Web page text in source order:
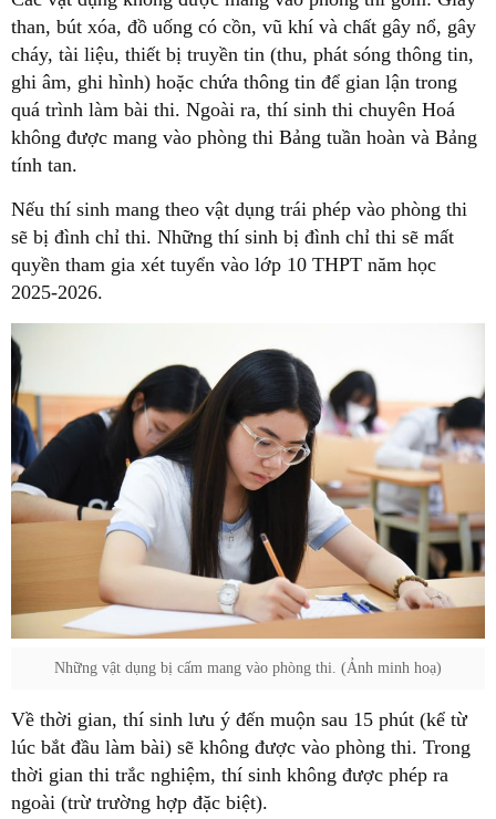
than, bút xóa, đồ uống có cồn, vũ khí và chất gây nổ, gây
cháy, tài liệu, thiết bị truyền tin (thu, phát sóng thông tin,
ghi âm, ghi hình) hoặc chứa thông tin để gian lận trong
quá trình làm bài thi. Ngoài ra, thí sinh thi chuyên Hoá
không được mang vào phòng thi Bảng tuần hoàn và Bảng
tính tan.
Nếu thí sinh mang theo vật dụng trái phép vào phòng thi
sẽ bị đình chỉ thi. Những thí sinh bị đình chỉ thi sẽ mất
quyền tham gia xét tuyển vào lớp 10 THPT năm học
2025-2026.
Những vật dụng bị cấm mang vào phòng thi. (Ảnh minh hoạ)
Về thời gian, thí sinh lưu ý đến muộn sau 15 phút (kể từ
lúc bắt đầu làm bài) sẽ không được vào phòng thi. Trong
thời gian thi trắc nghiệm, thí sinh không được phép ra
ngoài (trừ trường hợp đặc biệt).